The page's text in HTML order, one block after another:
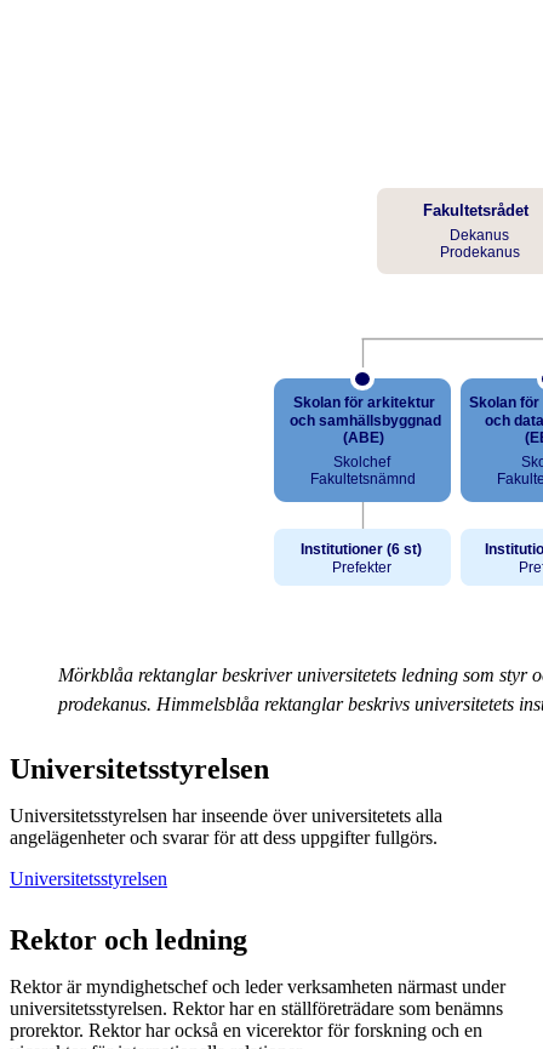
Mörkblåa rektanglar beskriver universitetets ledning som styr
prodekanus. Himmelsblåa rektanglar beskrivs universitetets
Universitetsstyrelsen
Universitetsstyrelsen har inseende över universitetets alla
angelägenheter och svarar för att dess uppgifter fullgörs.
Universitetsstyrelsen
Rektor och ledning
Rektor är myndighetschef och leder verksamheten närmast under
universitetsstyrelsen. Rektor har en ställföreträdare som benämns
prorektor. Rektor har också en vicerektor för forskning och en